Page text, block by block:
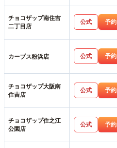
チョコザップ南住吉
二丁目店
公式 予約
カーブス粉浜店 公式 予約
チョコザップ大阪南
住吉店
公式 予約
チョコザップ住之江
公園店
公式 予約